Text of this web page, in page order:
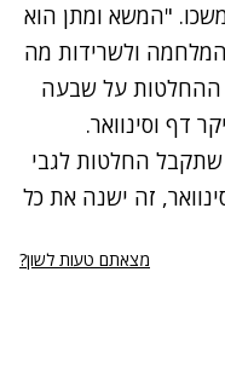
"המשא ומתן הוא
ולשרידות מה
ההחלטות על שבעה
דף וסינוואר.
שתקבל החלטות לגבי
זה ישנה את כל
מצאתם טעות לשון?